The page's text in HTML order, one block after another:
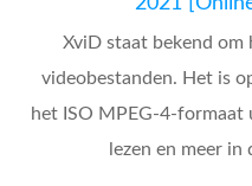
XviD staat bekend om
videobestanden. Het is
het ISO MPEG-4-
lezen en meer